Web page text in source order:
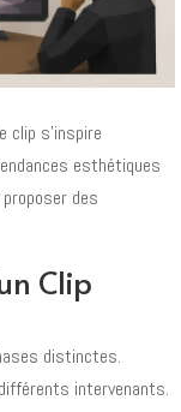
clip s'inspire
esthétiques
des
Clip
distinctes.
intervenants.